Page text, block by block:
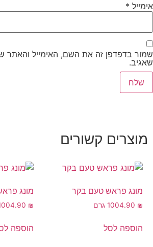
אימייל *
שמור בדפדפן זה את השם, האימייל והאתר
שאגיב.
מוצרים קשורים
מונג פראש טעם בקר
4.90 ₪ 100 גרם
הוספה לסל
מונג
4.90 ₪
100
הוספה